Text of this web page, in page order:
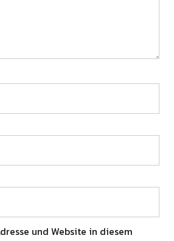
und Website in diesem